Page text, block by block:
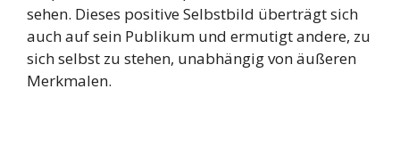
sehen. Dieses positive Selbstbild überträgt sich
auch auf sein Publikum und ermutigt andere, zu
sich selbst zu stehen, unabhängig von äußeren
Merkmalen.